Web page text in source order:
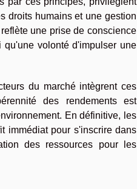
droits humains et une gestion
une prise de conscience
volonté d'impulser une
du marché intègrent ces
des rendements est
En définitive, les
immédiat pour s'inscrire dans
des ressources pour les